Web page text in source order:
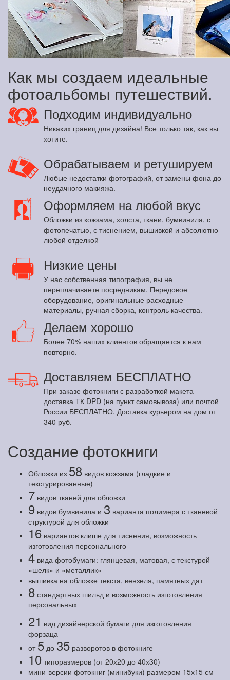
Как мы создаем идеальные
фотоальбомы путешествий.
Подходим индивидуально
Никаких границ для дизайна! Все только так, как вы
хотите.
Обрабатываем и ретушируем
Любые недостатки фотографий, от замены фона до
неудачного макияжа.
Оформляем на любой вкус
Обложки из кожзама, холста, ткани, бумвинила, с
фотопечатью, с тиснением, вышивкой и абсолютно
любой отделкой
Низкие цены
У нас собственная типография, вы не
переплачиваете посредникам. Передовое
оборудование, оригинальные расходные
материалы, ручная сборка, контроль качества.
Делаем хорошо
Более 70% наших клиентов обращается к нам
повторно.
Доставляем БЕСПЛАТНО
При заказе фотокниги с разработкой макета
доставка ТК DPD (на пункт самовывоза) или почтой
России БЕСПЛАТНО. Доставка курьером на дом от
340 руб.
Создание фотокниги
Обложки из 58 видов кожзама (гладкие и
текстурированные)
7 видов тканей для обложки
9 видов бумвинила и 3 варианта полимера с тканевой
структурой для обложки
16 вариантов клише для тиснения, возможность
изготовления персонального
4 вида фотобумаги: глянцевая, матовая, с текстурой
«шелк» и «металлик»
вышивка на обложке текста, вензеля, памятных дат
8 стандартных шильд и возможность изготовления
персональных
21 вид дизайнерской бумаги для изготовления
форзаца
от 5 до 35 разворотов в фотокниге
10 типоразмеров (от 20х20 до 40х30)
мини-версии фотокниг (минибуки) размером 15х15 см